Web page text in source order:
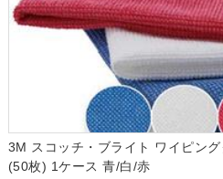
3M スコッチ・ブライト ワイピン
(50枚) 1ケース 青/白/赤